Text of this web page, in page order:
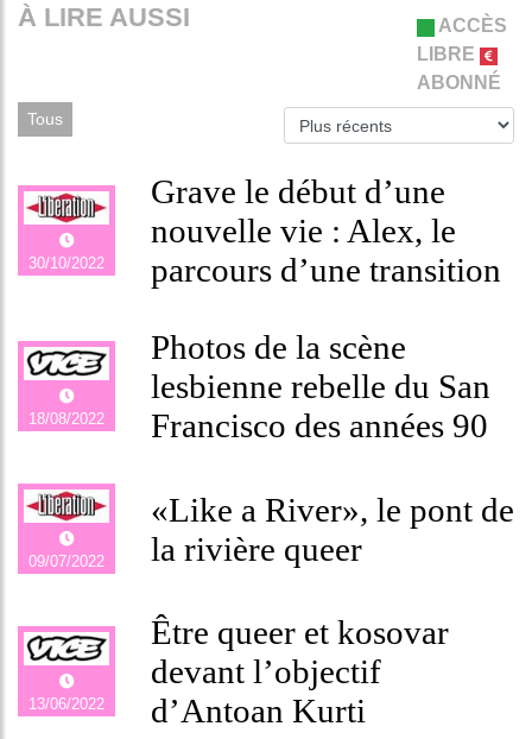
À LIRE AUSSI
ACCÈS
LIBRE
ABONNÉ
Tous
30/10/2022
Grave le début d’une
nouvelle vie : Alex, le
parcours d’une transition
18/08/2022
Photos de la scène
lesbienne rebelle du San
Francisco des années 90
09/07/2022
«Like a River», le pont de
la rivière queer
13/06/2022
Être queer et kosovar
devant l’objectif
d’Antoan Kurti